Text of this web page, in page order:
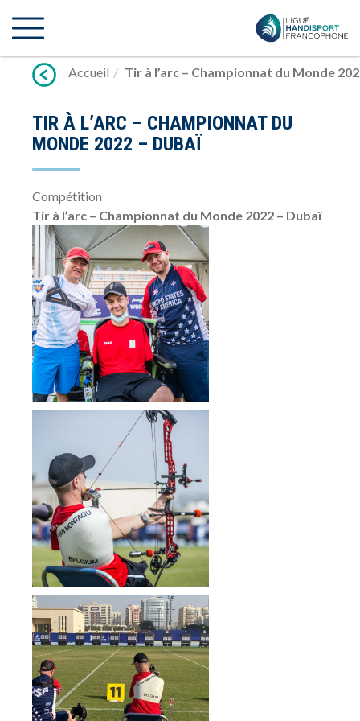
vers
Accueil
Tir à l’arc – Championnat du Monde
TIR À L’ARC – CHAMPIONNAT DU
MONDE 2022 – DUBAÏ
Compétition
Tir à l’arc – Championnat du Monde 2022 – Dubaï